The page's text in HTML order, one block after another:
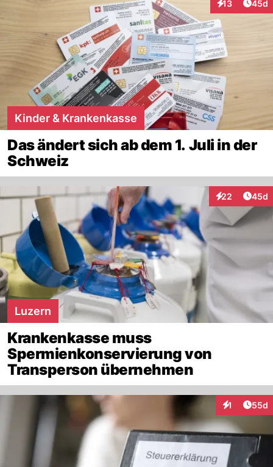
13
Interaktionen
45d
Kinder & Krankenkasse
Das ändert sich ab dem 1. Juli in der
Schweiz
22
Interaktionen
45d
Luzern
Krankenkasse muss
Spermienkonservierung von
Transperson übernehmen
1
Interaktionen
55d